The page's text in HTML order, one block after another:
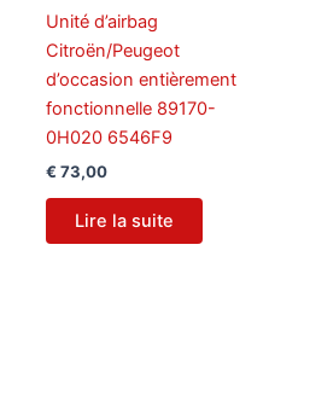
Unité d’airbag
Citroën/Peugeot
d’occasion entièrement
fonctionnelle 89170-
0H020 6546F9
€ 73,00
Lire la suite